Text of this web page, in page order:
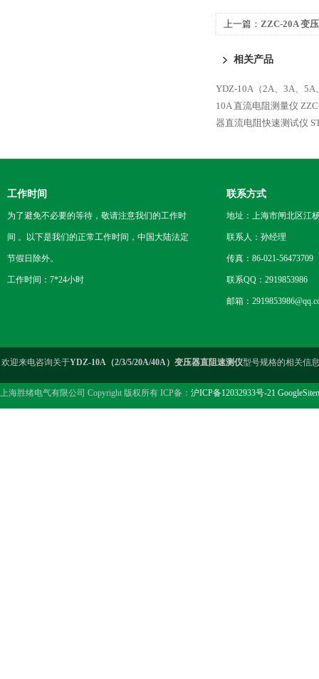
上一篇： ZZC-20A 变
相关产品
YDZ-10A（2A、3A、
10A 直流电阻测量仪
器直流电阻快速测试仪
工作时间
为了避免不必要的等待，敬请注意我们的工作时
间 。以下是我们的正常工作时间，中国大陆法定
节假日除外。
工作时间：7*24小时
联系方式
地址：上海市闸北区江
联系人：孙经理
传真：86-021-56473709
联系QQ：2919853986
邮箱：
欢迎来电咨询关于YDZ-10A（2/3/5/20A/40A）变压器直阻速测仪型号规格的相关信
上海胜绪电气有限公司 Copyright 版权所有 ICP备： 沪ICP备12032933号-21